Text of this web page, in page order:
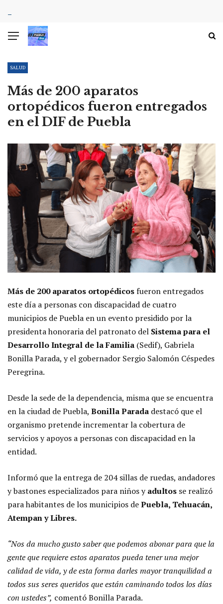
SALUD
Más de 200 aparatos
ortopédicos fueron entregados
en el DIF de Puebla
Más de 200 aparatos ortopédicos fueron entregados
este día a personas con discapacidad de cuatro
municipios de Puebla en un evento presidido por la
presidenta honoraria del patronato del Sistema para el
Desarrollo Integral de la Familia (Sedif), Gabriela
Bonilla Parada, y el gobernador Sergio Salomón Céspedes
Peregrina.
Desde la sede de la dependencia, misma que se encuentra
en la ciudad de Puebla, Bonilla Parada destacó que el
organismo pretende incrementar la cobertura de
servicios y apoyos a personas con discapacidad en la
entidad.
Informó que la entrega de 204 sillas de ruedas, andadores
y bastones especializados para niños yadultos se realizó
para habitantes de los municipios dePuebla, Tehuacán,
Atempan y Libres.
“Nos da mucho gusto saber que podemos abonar para que la
gente que requiere estos aparatos pueda tener una mejor
calidad de vida, y de esta forma darles mayor tranquilidad a
todos sus seres queridos que están caminando todos los días
con ustedes”, comentó Bonilla Parada.